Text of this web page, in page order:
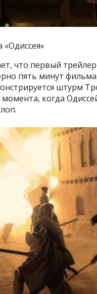
что первый
пять минут
штурм
когда